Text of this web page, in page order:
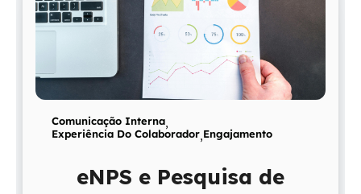
Comunicação Interna,
Experiência Do Colaborador,Engajamento
eNPS e Pesquisa de